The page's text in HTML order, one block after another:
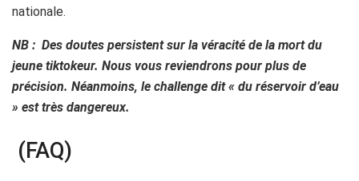
nationale.
NB : Des doutes persistent sur la véracité de la mort du
jeune tiktokeur. Nous vous reviendrons pour plus de
précision. Néanmoins, le challenge dit « du réservoir d’eau
» est très dangereux.
(FAQ)